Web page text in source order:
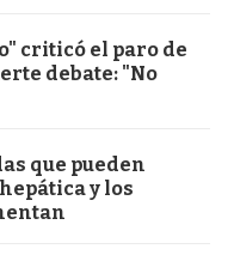
criticó el paro de
debate: "No
que pueden
y los